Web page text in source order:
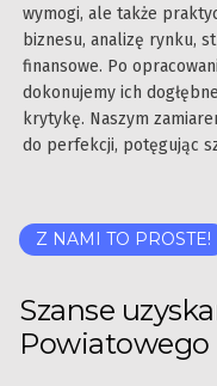
wymogi, ale także
biznesu, analizę rynku,
finansowe. Po
dokonujemy ich
krytykę. Naszym
do perfekcji, potęgując
Z NAMI TO PROSTE!
Szanse
Powiatowego